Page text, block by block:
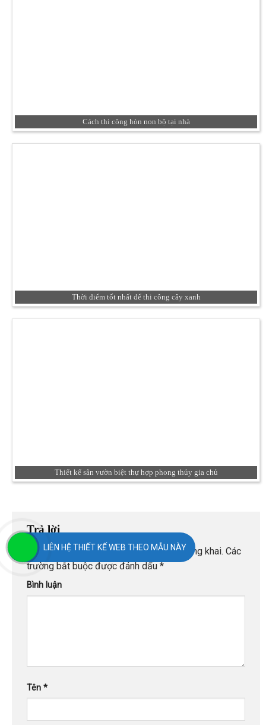
Cách thi công hòn non bộ tại nhà
Thời điểm tốt nhất để thi công cây xanh
Thiết kế sân vườn biệt thự hợp phong thủy gia chủ
Trả lời
Email của bạn sẽ không được hiển thị công khai. Các
trường bắt buộc được đánh dấu *
Bình luận
Tên *
LIÊN HỆ THIẾT KẾ WEB THEO MẪU NÀY